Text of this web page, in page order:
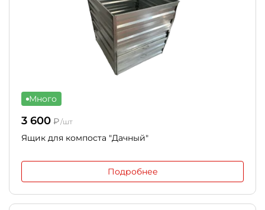
Много
3 600 ₽/шт
Ящик для компоста "Дачный"
Подробнее